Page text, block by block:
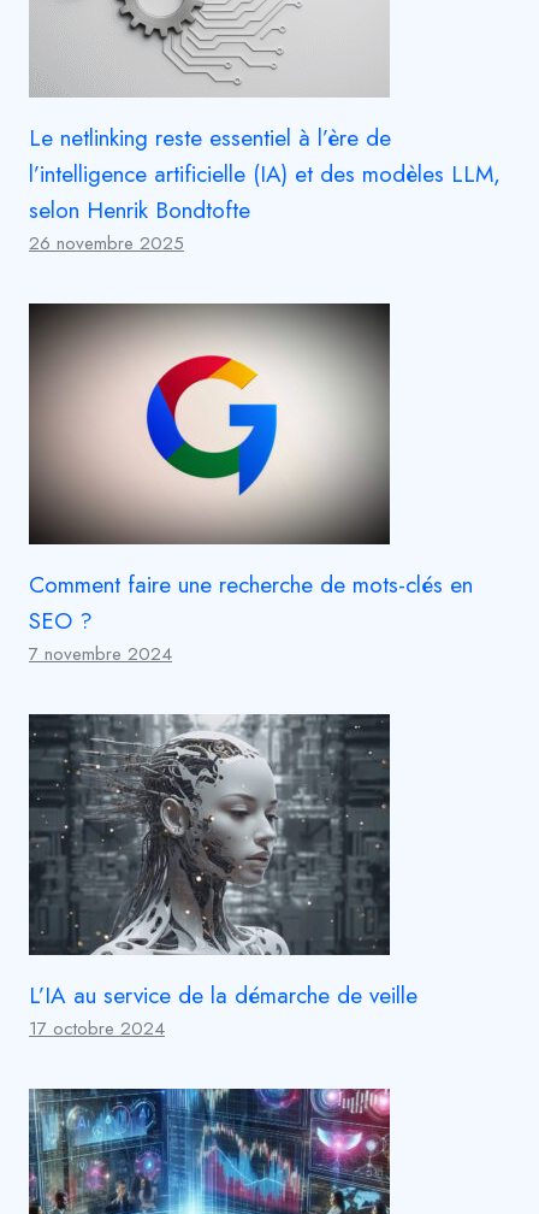
Le netlinking reste essentiel à l’ère de
l’intelligence artificielle (IA) et des modèles LLM,
selon Henrik Bondtofte
26 novembre 2025
Comment faire une recherche de mots-clés en
SEO ?
7 novembre 2024
L’IA au service de la démarche de veille
17 octobre 2024